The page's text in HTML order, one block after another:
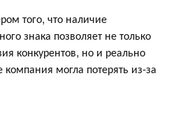
того, что наличие
знака позволяет не только
конкурентов, но и реально
могла потерять из-за